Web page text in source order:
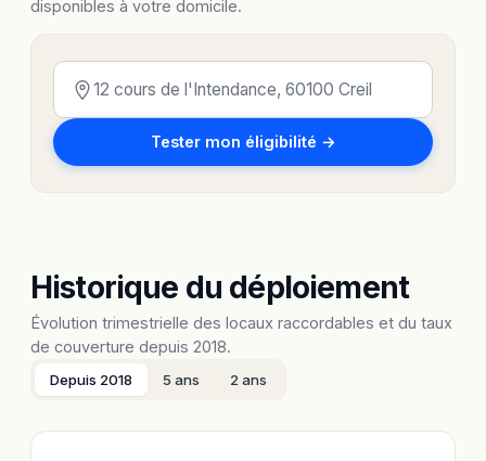
disponibles à votre domicile.
Tester mon éligibilité →
Historique du déploiement
Évolution trimestrielle des locaux raccordables et du taux
de couverture depuis 2018.
Depuis 2018 5 ans 2 ans